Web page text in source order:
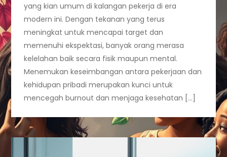
yang kian umum di kalangan pekerja di era
modern ini. Dengan tekanan yang terus
meningkat untuk mencapai target dan
memenuhi ekspektasi, banyak orang merasa
kelelahan baik secara fisik maupun mental.
Menemukan keseimbangan antara pekerjaan dan
kehidupan pribadi merupakan kunci untuk
mencegah burnout dan menjaga kesehatan […]